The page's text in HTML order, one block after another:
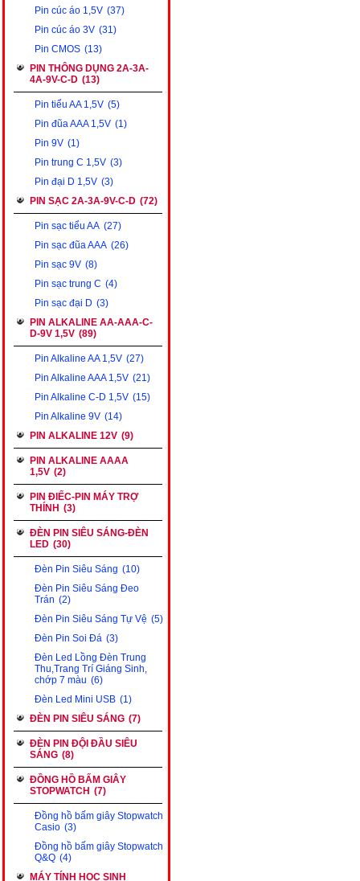
Pin cúc áo 1,5V (37)
Pin cúc áo 3V (31)
Pin CMOS (13)
PIN THÔNG DỤNG 2A-3A-
4A-9V-C-D (13)
Pin tiểu AA 1,5V (5)
Pin đũa AAA 1,5V (1)
Pin 9V (1)
Pin trung C 1,5V (3)
Pin đại D 1,5V (3)
PIN SẠC 2A-3A-9V-C-D (72)
Pin sạc tiểu AA (27)
Pin sạc đũa AAA (26)
Pin sạc 9V (8)
Pin sạc trung C (4)
Pin sạc đại D (3)
PIN ALKALINE AA-AAA-C-
D-9V 1,5V (89)
Pin Alkaline AA 1,5V (27)
Pin Alkaline AAA 1,5V (21)
Pin Alkaline C-D 1,5V (15)
Pin Alkaline 9V (14)
PIN ALKALINE 12V (9)
PIN ALKALINE AAAA
1,5V (2)
PIN ĐIẾC-PIN MÁY TRỢ
THÍNH (3)
ĐÈN PIN SIÊU SÁNG-ĐÈN
LED (30)
Đèn Pin Siêu Sáng (10)
Đèn Pin Siêu Sáng Đeo
Trán (2)
Đèn Pin Siêu Sáng Tự Vệ (5)
Đèn Pin Soi Đá (3)
Đèn Led Lồng Đèn Trung
Thu,Trang Trí Giáng Sinh,
chớp 7 màu (6)
Đèn Led Mini USB (1)
ĐÈN PIN SIÊU SÁNG (7)
ĐÈN PIN ĐỘI ĐẦU SIÊU
SÁNG (8)
ĐỒNG HỒ BẤM GIÂY
STOPWATCH (7)
Đồng hồ bấm giây Stopwatch
Casio (3)
Đồng hồ bấm giây Stopwatch
Q&Q (4)
MÁY TÍNH HỌC SINH